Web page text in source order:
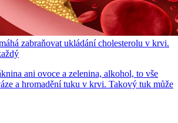
zabraňovat ukládání cholesterolu v krvi.
ani ovoce a zelenina, alkohol, to vše
a hromadění tuku v krvi. Takový tuk může